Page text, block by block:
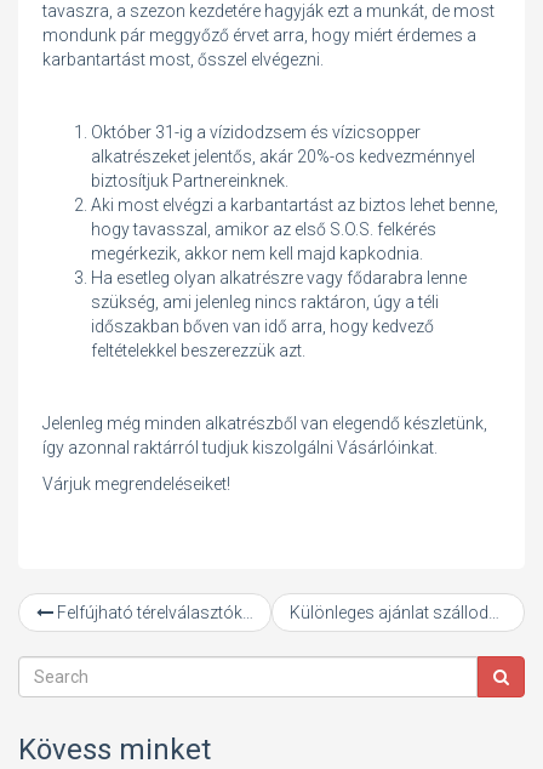
tavaszra, a szezon kezdetére hagyják ezt a munkát, de most
mondunk pár meggyőző érvet arra, hogy miért érdemes a
karbantartást most, ősszel elvégezni.
Október 31-ig a vízidodzsem és vízicsopper
alkatrészeket jelentős, akár 20%-os kedvezménnyel
biztosítjuk Partnereinknek.
Aki most elvégzi a karbantartást az biztos lehet benne,
hogy tavasszal, amikor az első S.O.S. felkérés
megérkezik, akkor nem kell majd kapkodnia.
Ha esetleg olyan alkatrészre vagy fődarabra lenne
szükség, ami jelenleg nincs raktáron, úgy a téli
időszakban bőven van idő arra, hogy kedvező
feltételekkel beszerezzük azt.
Jelenleg még minden alkatrészből van elegendő készletünk,
így azonnal raktárról tudjuk kiszolgálni Vásárlóinkat.
Várjuk megrendeléseiket!
Felfújható térelválasztók 2 féle méretben raktárról
Kövess minket